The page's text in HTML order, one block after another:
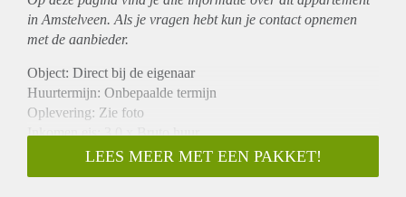
in Amstelveen. Als je vragen hebt kun je contact opnemen
met de aanbieder.
Object: Direct bij de eigenaar
Huurtermijn: Onbepaalde termijn
Oplevering: Zie foto
Inkomen eis: 3,0 x Bruto huur
Garantiestelling mogelijk: Ja
Borg: 1 Maand
LEES MEER MET EEN PAKKET!